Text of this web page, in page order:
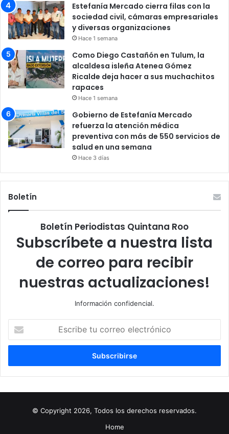
Estefanía Mercado cierra filas con la
sociedad civil, cámaras empresariales
y diversas organizaciones
Hace 1 semana
Como Diego Castañón en Tulum, la
alcaldesa isleña Atenea Gómez
Ricalde deja hacer a sus muchachitos
rapaces
Hace 1 semana
Gobierno de Estefanía Mercado
refuerza la atención médica
preventiva con más de 550 servicios de
salud en una semana
Hace 3 días
Boletín
Boletín Periodistas Quintana Roo
Subscríbete a nuestra lista
de correo para recibir
nuestras actualizaciones!
Información confidencial.
correo
© Copyright 2026, Todos los derechos reservados.
Home